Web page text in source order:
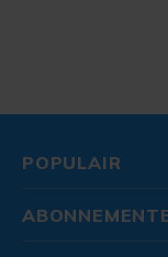
POPULAIR